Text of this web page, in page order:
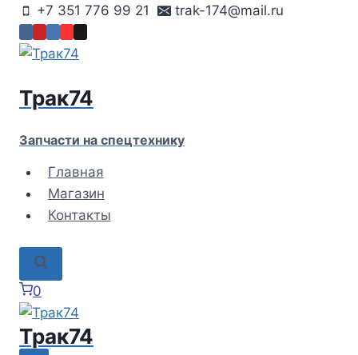
Перейти
содержимому
+7 351 776 99 21 trak-174@mail.ru
Трак74
Запчасти на спецтехнику
Главная
Магазин
Контакты
0
Трак74